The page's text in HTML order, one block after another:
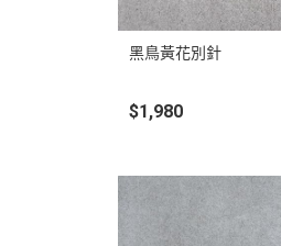
黑鳥黃花別針
$1,980